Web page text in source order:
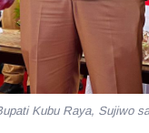
Kubu Raya, Sujiwo